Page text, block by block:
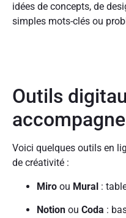
idées de concepts, de
simples mots-clés ou
Outils
Voici quelques outils en
de créativité :
Miro ou Mural :
Notion ou Coda :